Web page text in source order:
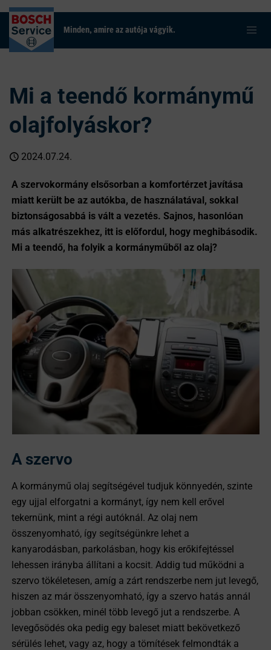
Minden, amire az autója vágyik.
Mi a teendő kormánymű
olajfolyáskor?
2024.07.24.
A szervokormány elsősorban a komfortérzet javítása
miatt került be az autókba, de használatával, sokkal
biztonságosabbá is vált a vezetés. Sajnos, hasonlóan
más alkatrészekhez, itt is előfordul, hogy meghibásodik.
Mi a teendő, ha folyik a kormányműből az olaj?
A szervo
A kormánymű olaj segítségével tudjuk könnyedén, szinte
egy ujjal elforgatni a kormányt, így nem kell erővel
tekernünk, mint a régi autóknál. Az olaj nem
összenyomható, így segítségünkre lehet a
kanyarodásban, parkolásban, hogy kis erőkifejtéssel
lehessen irányba állítani a kocsit. Addig tud működni a
szervo tökéletesen, amíg a zárt rendszerbe nem jut levegő,
hiszen az már összenyomható, így a szervo hatás annál
jobban csökken, minél több levegő jut a rendszerbe. A
levegősödés oka pedig egy baleset miatt bekövetkező
sérülés lehet, vagy az, hogy a tömítések felmondták a